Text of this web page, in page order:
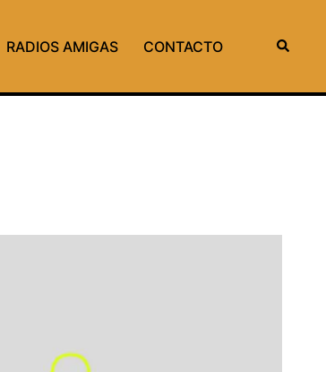
RADIOS AMIGAS CONTACTO Buscar